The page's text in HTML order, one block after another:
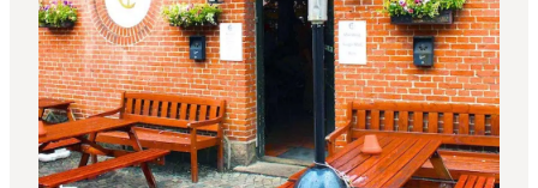
Planlæg din tur
Inspiration